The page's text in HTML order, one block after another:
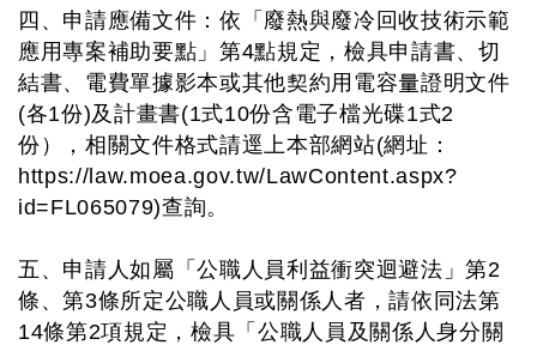
四、申請應備文件：依「廢熱與廢冷回收技術示範
應用專案補助要點」第4點規定，檢具申請書、切
結書、電費單據影本或其他契約用電容量證明文件
(各1份)及計畫書(1式10份含電子檔光碟1式2
份），相關文件格式請逕上本部網站(網址：
https://law.moea.gov.tw/LawContent.aspx?
id=FL065079)查詢。
五、申請人如屬「公職人員利益衝突迴避法」第2
條、第3條所定公職人員或關係人者，請依同法第
14條第2項規定，檢具「公職人員及關係人身分關